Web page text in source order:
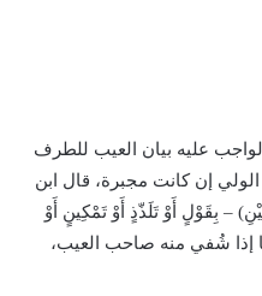
عليه بيان العيب للطرف
إن كانت مجبرة، قال ابن
– بِقَوْلٍ أَوْ تَلَذّذٍ أَوْ تَمْكِينٍ أَوْ
في حال ما إذا شُفي منه صاحب العيب،